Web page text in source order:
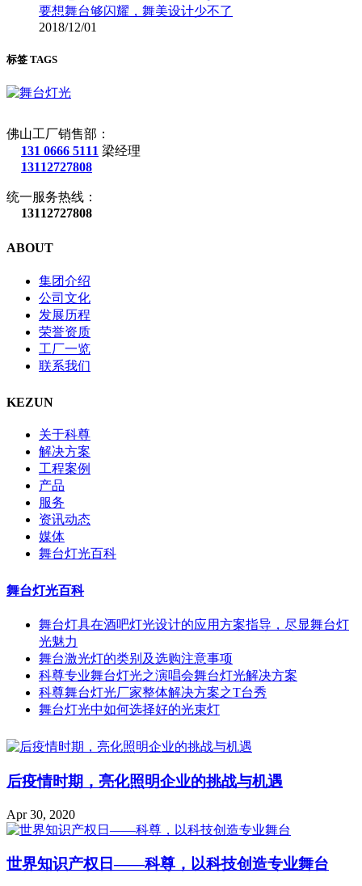
要想舞台够闪耀，舞美设计少不了
2018/12/01
标签 TAGS
佛山工厂销售部：
131 0666 5111 梁经理
13112727808
统一服务热线：
13112727808
ABOUT
集团介绍
公司文化
发展历程
荣誉资质
工厂一览
联系我们
KEZUN
关于科尊
解决方案
工程案例
产品
服务
资讯动态
媒体
舞台灯光百科
舞台灯光百科
舞台灯具在酒吧灯光设计的应用方案指导，尽显舞台灯
光魅力
舞台激光灯的类别及选购注意事项
科尊专业舞台灯光之演唱会舞台灯光解决方案
科尊舞台灯光厂家整体解决方案之T台秀
舞台灯光中如何选择好的光束灯
后疫情时期，亮化照明企业的挑战与机遇
Apr 30, 2020
世界知识产权日——科尊，以科技创造专业舞台